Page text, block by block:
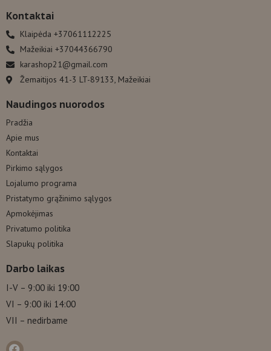
Kontaktai
Klaipėda +37061112225
Mažeikiai +37044366790
karashop21@gmail.com
Žemaitijos 41-3 LT-89133, Mažeikiai
Naudingos nuorodos
Pradžia
Apie mus
Kontaktai
Pirkimo sąlygos
Lojalumo programa
Pristatymo grąžinimo sąlygos
Apmokėjimas
Privatumo politika
Slapukų politika
Darbo laikas
I-V – 9:00 iki 19:00
VI – 9:00 iki 14:00
VII – nedirbame